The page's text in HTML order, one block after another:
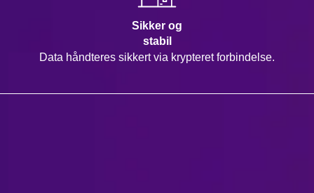
Sikker og
stabil
Data håndteres sikkert via krypteret forbindelse.